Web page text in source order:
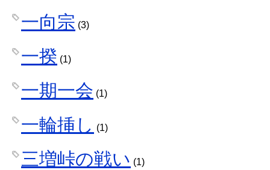
一向宗 (3)
一揆 (1)
一期一会 (1)
一輪挿し (1)
三増峠の戦い (1)